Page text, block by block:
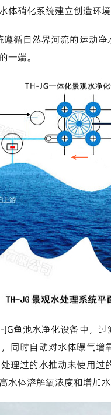
体硝化系统建立创造环
遵循自然界河流的运动
一端。
鱼池水净化设备中，
同时自动对水体曝气
理过的水推动未使用
水体溶解氧浓度和增加